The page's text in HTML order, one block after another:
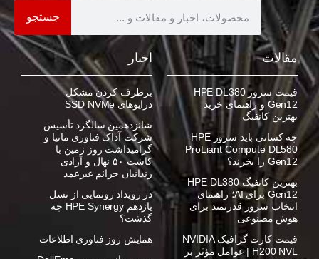
جستجو
مقالات
قیمت سرور HPE DL380
Gen12 و راهنمای خرید
بهترین کانفیگ
چه کسانی باید سرور HPE
ProLiant Compute DL580
Gen12 را بخرند؟
بهترین کانفیگ HPE DL380
Gen12 برای AI؛ راهنمای
انتخاب سرور قدرتمند برای
هوش مصنوعی
قیمت کارت گرافیک NVIDIA
H200 NVL | عوامل مؤثر بر
اخبار
برطرف کردن مشکل
درایوهای SSD NVMe
شانزدهمین سالگرد تأسیس
شرکت آداک فناوری مانیا و
گرامیداشت روز زمین با
کاشت ۵۰ نهال و آزادی
زندانیان جرائم غیرعمد
در رویداد رونمایی از نسل
یازدهم HPE Synergy چه
گذشت؟
همایش روز فناوری اطلاعات